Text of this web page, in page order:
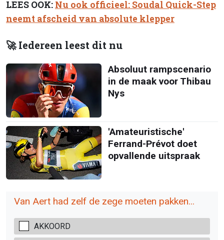
LEES OOK: Nu ook officieel: Soudal Quick-Step
neemt afscheid van absolute klepper
🚀 Iedereen leest dit nu
Absoluut rampscenario
in de maak voor Thibau
Nys
'Amateuristische'
Ferrand-Prévot doet
opvallende uitspraak
Van Aert had zelf de zege moeten pakken...
AKKOORD